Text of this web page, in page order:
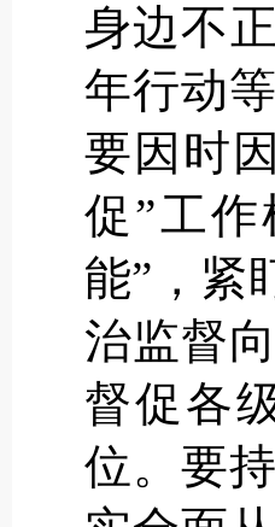
身边不
年行动
要因时
促”工
能”，紧
治监督
督促各
位。要